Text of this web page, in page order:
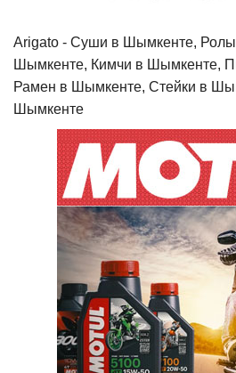
Arigato - Cуши в Шымкенте,
Шымкенте, Кимчи в Шымкенте,
Рамен в Шымкенте, Стейки в
Шымкенте